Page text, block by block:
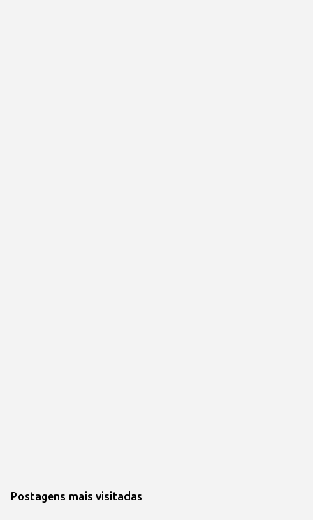
Postagens mais visitadas